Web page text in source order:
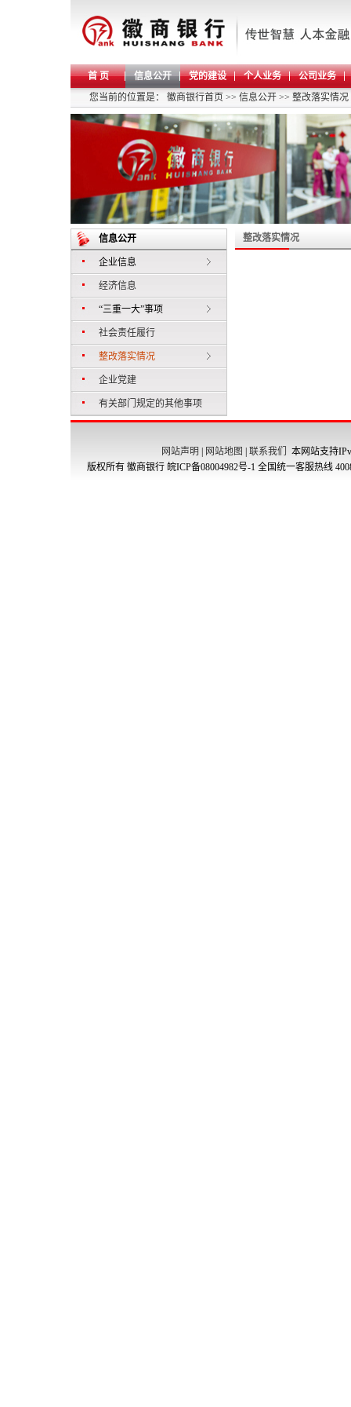
首 页 信息公开 党的建设 个人业务
公司业务
您当前的位置是： 徽商银行首页 >> 信息公开 >> 整改落实情况
信息公开
企业信息
经济信息
“三重一大”事项
社会责任履行
整改落实情况
企业党建
有关部门规定的其他事项
整改落实情况
网站声明 网站地图 联系我们
本网站支持
版权所有 徽商银行 皖ICP备08004982号-1 全国统一客服热线